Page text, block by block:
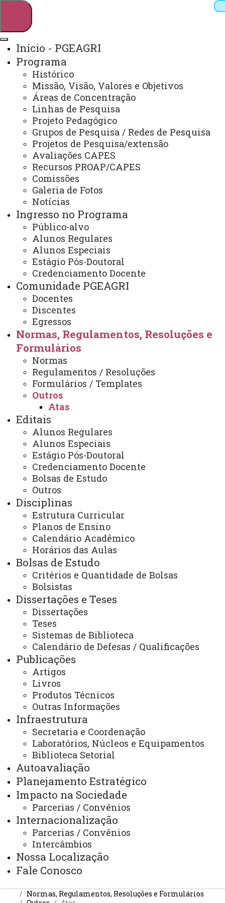
Webmail Sistemas
Arquivo Virtual
Campus
Início - PGEAGRI
Programa
Histórico
Missão, Visão, Valores e Objetivos
Áreas de Concentração
Linhas de Pesquisa
Projeto Pedagógico
Grupos de Pesquisa / Redes de Pesquisa
Projetos de Pesquisa/extensão
Avaliações CAPES
Recursos PROAP/CAPES
Comissões
Galeria de Fotos
Notícias
Ingresso no Programa
Público-alvo
Alunos Regulares
Alunos Especiais
Estágio Pós-Doutoral
Credenciamento Docente
Comunidade PGEAGRI
Docentes
Discentes
Egressos
Normas, Regulamentos, Resoluções e
Formulários
Normas
Regulamentos / Resoluções
Formulários / Templates
Outros
Atas
Editais
Alunos Regulares
Alunos Especiais
Estágio Pós-Doutoral
Credenciamento Docente
Bolsas de Estudo
Outros
Disciplinas
Estrutura Curricular
Planos de Ensino
Calendário Acadêmico
Horários das Aulas
Bolsas de Estudo
Critérios e Quantidade de Bolsas
Bolsistas
Dissertações e Teses
Dissertações
Teses
Sistemas de Biblioteca
Calendário de Defesas / Qualificações
Publicações
Artigos
Livros
Produtos Técnicos
Outras Informações
Infraestrutura
Secretaria e Coordenação
Laboratórios, Núcleos e Equipamentos
Biblioteca Setorial
Autoavaliação
Planejamento Estratégico
Impacto na Sociedade
Parcerias / Convênios
Internacionalização
Parcerias / Convênios
Intercâmbios
Nossa Localização
Fale Conosco
Mestrado e Doutorado em Engenharia Agrícola
Atas
ATAS 2024
Ata 01;Ata 02;Ata 03
Colegiado do PGEAGRI.
Ata de comissão avaliativa Prêmio Capes Tese
Portaria de Composição do Colegiado 2024 -
ATAS 2023
Ata 01;Ata 02 ;Ata 03;Ata 04;
do Colegiado do PGEAGRI.
Portaria de Composição do Colegiado 2023 -
ATAS 2022
Ata 01;Ata 02;Ata 03;Ata 04
Ata 08eAta 09 do Colegiado do PGEAGRI.
Portaria de Composição do Colegiado 2022 -
ATUALIZAÇÃO MAIS RECENTE: 02 DE JUNHO DE
ACESSOS: 820
Contato:
(45) 3220-3175 (WhatsApp)
Horário de Atendimento:
Segunda à sexta
Rua Universitária, 2069.
Prédio de Protótipos, 2º piso.
E-mail:
cascavel.pgeagri@unioeste.br
Você está aqui:
PGEAGRI - Pós-graduação em Engenharia Agrícola -
Normas, Regulamentos, Resoluções e Formulários